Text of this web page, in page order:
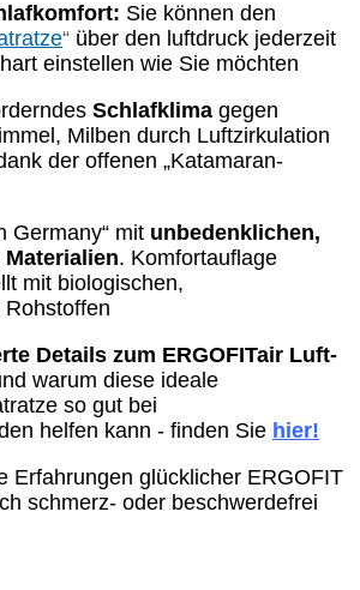
Sie können den
“ über den luftdruck jederzeit
einstellen wie Sie möchten
Schlafklima gegen
Milben durch Luftzirkulation
der offenen „Katamaran-
Germany“ mit unbedenklichen,
. Komfortauflage
mit biologischen,
Details zum ERGOFITair Luft-
warum diese ideale
so gut bei
helfen kann - finden Sie hier!
Erfahrungen glücklicher ERGOFIT
schmerz- oder beschwerdefrei